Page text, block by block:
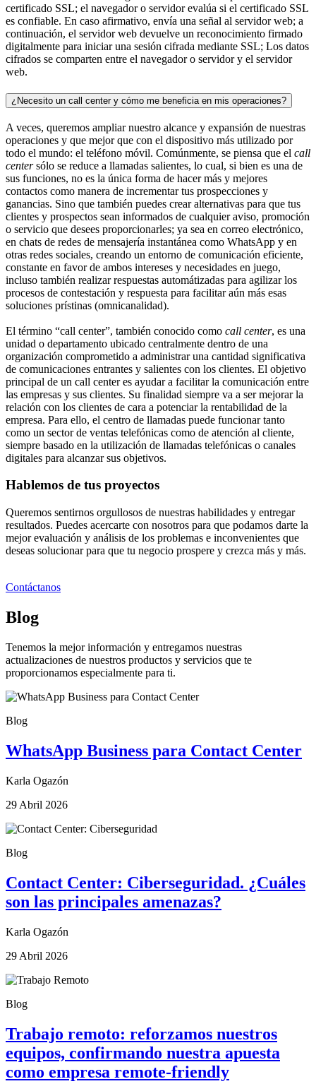
certificado SSL; el navegador o servidor evalúa si el certificado SSL
es confiable. En caso afirmativo, envía una señal al servidor web; a
continuación, el servidor web devuelve un reconocimiento firmado
digitalmente para iniciar una sesión cifrada mediante SSL; Los datos
cifrados se comparten entre el navegador o servidor y el servidor
web.
¿Necesito un call center y cómo me beneficia en mis operaciones?
A veces, queremos ampliar nuestro alcance y expansión de nuestras
operaciones y que mejor que con el dispositivo más utilizado por
todo el mundo: el teléfono móvil. Comúnmente, se piensa que el call
centersólo se reduce a llamadas salientes, lo cual, si bien es una de
sus funciones, no es la única forma de hacer más y mejores
contactos como manera de incrementar tus prospecciones y
ganancias. Sino que también puedes crear alternativas para que tus
clientes y prospectos sean informados de cualquier aviso, promoción
o servicio que desees proporcionarles; ya sea en correo electrónico,
en chats de redes de mensajería instantánea como WhatsApp y en
otras redes sociales, creando un entorno de comunicación eficiente,
constante en favor de ambos intereses y necesidades en juego,
incluso también realizar respuestas automátizadas para agilizar los
procesos de contestación y respuesta para facilitar aún más esas
soluciones prístinas (omnicanalidad).
El término “call center”, también conocido como call center, es una
unidad o departamento ubicado centralmente dentro de una
organización comprometido a administrar una cantidad significativa
de comunicaciones entrantes y salientes con los clientes. El objetivo
principal de un call center es ayudar a facilitar la comunicación entre
las empresas y sus clientes. Su finalidad siempre va a ser mejorar la
relación con los clientes de cara a potenciar la rentabilidad de la
empresa. Para ello, el centro de llamadas puede funcionar tanto
como un sector de ventas telefónicas como de atención al cliente,
siempre basado en la utilización de llamadas telefónicas o canales
digitales para alcanzar sus objetivos.
Hablemos de tus proyectos
Queremos sentirnos orgullosos de nuestras habilidades y entregar
resultados. Puedes acercarte con nosotros para que podamos darte la
mejor evaluación y análisis de los problemas e inconvenientes que
deseas solucionar para que tu negocio prospere y crezca más y más.
Contáctanos
Blog
Tenemos la mejor información y entregamos nuestras
actualizaciones de nuestros productos y servicios que te
proporcionamos especialmente para ti.
Blog
WhatsApp Business para Contact Center
Karla Ogazón
29 Abril 2026
Blog
Contact Center: Ciberseguridad. ¿Cuáles
son las principales amenazas?
Karla Ogazón
29 Abril 2026
Blog
Trabajo remoto: reforzamos nuestros
equipos, confirmando nuestra apuesta
como empresa remote-friendly